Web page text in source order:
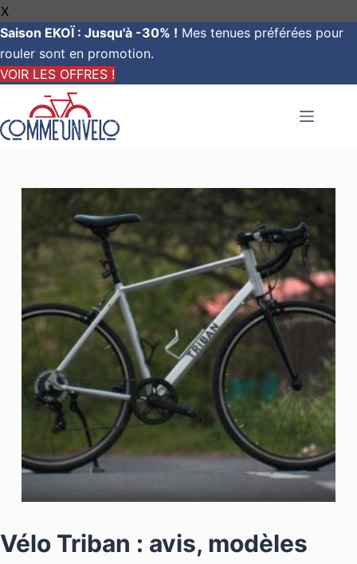
X
Saison EKOÏ : Jusqu'à -30% ! Mes tenues préférées pour
rouler sont en promotion.
VOIR LES OFFRES !
contenu
Vélo Triban : avis, modèles